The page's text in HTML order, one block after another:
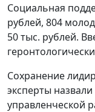
Социальная
рублей, 804
50 тыс. рублей.
Сохранение
эксперты
управленческой